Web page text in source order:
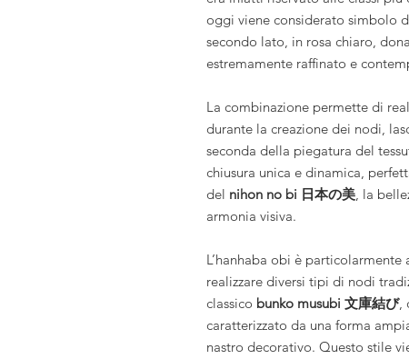
oggi viene considerato simbolo
secondo lato, in rosa chiaro,
estremamente raffinato e
La combinazione permette di
durante la creazione dei nodi,
seconda della piegatura del
chiusura unica e dinamica,
del nihon no bi 日本の美, la
armonia visiva.
L’hanhaba obi è
realizzare diversi tipi di nodi
classico bunko musubi 文庫結び,
caratterizzato da una forma
nastro decorativo. Questo stile